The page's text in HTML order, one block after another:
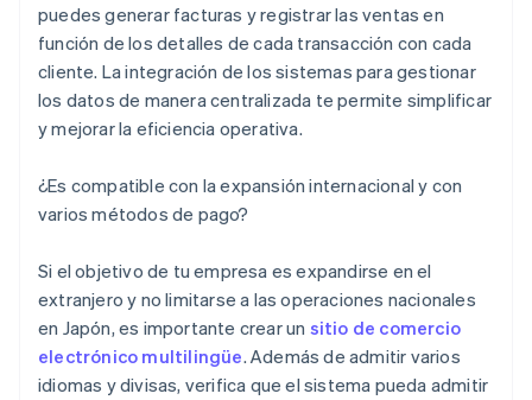
puedes generar facturas y registrar las ventas en
función de los detalles de cada transacción con cada
cliente. La integración de los sistemas para gestionar
los datos de manera centralizada te permite simplificar
y mejorar la eficiencia operativa.
¿Es compatible con la expansión internacional y con
varios métodos de pago?
Si el objetivo de tu empresa es expandirse en el
extranjero y no limitarse a las operaciones nacionales
en Japón, es importante crear un sitio de comercio
electrónico multilingüe. Además de admitir varios
idiomas y divisas, verifica que el sistema pueda admitir